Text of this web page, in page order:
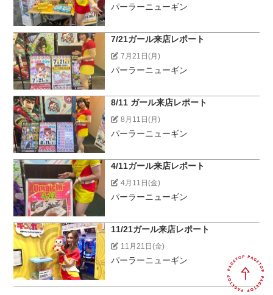
パーラーニューギン
7/21ガール来店レポート
7月21日(月)
パーラーニューギン
8/11 ガール来店レポート
8月11日(月)
パーラーニューギン
4/11ガール来店レポート
4月11日(金)
パーラーニューギン
11/21ガール来店レポート
11月21日(金)
パーラーニューギン